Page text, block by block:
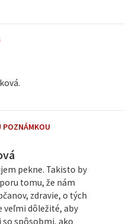
POZNÁMKOU
pekne. Takisto by
tomu, že nám
zdravie, o tých
veľmi dôležité, aby
spôsobmi, ako